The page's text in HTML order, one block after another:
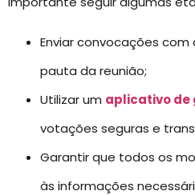
Enviar convocações
pauta da reunião;
Utilizar um aplicativo de
votações seguras e
Garantir que todos os
às informações